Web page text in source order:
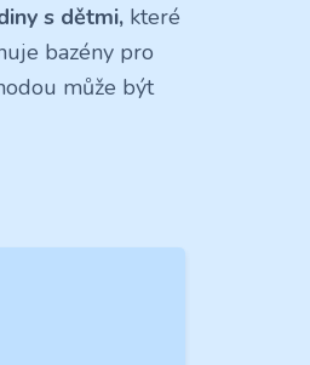
s dětmi, které
bazény pro
může být